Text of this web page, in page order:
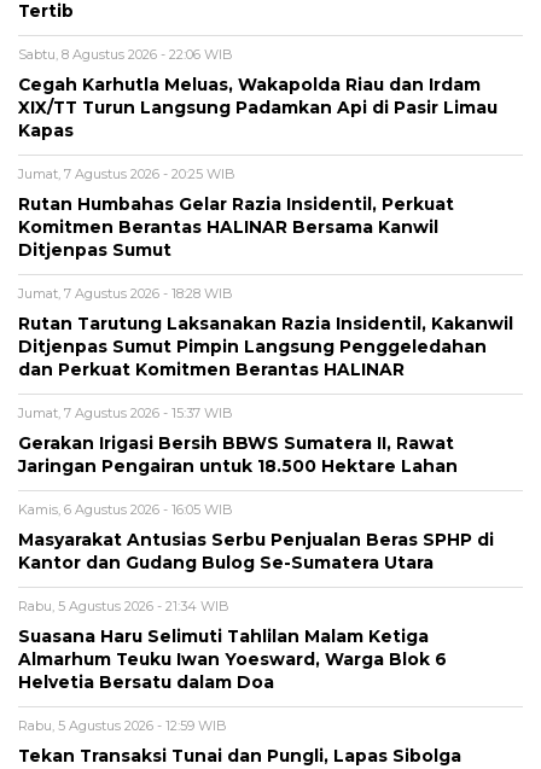
Tertib
Sabtu, 8 Agustus 2026 - 22:06 WIB
Cegah Karhutla Meluas, Wakapolda Riau dan Irdam
XIX/TT Turun Langsung Padamkan Api di Pasir Limau
Kapas
Jumat, 7 Agustus 2026 - 20:25 WIB
Rutan Humbahas Gelar Razia Insidentil, Perkuat
Komitmen Berantas HALINAR Bersama Kanwil
Ditjenpas Sumut
Jumat, 7 Agustus 2026 - 18:28 WIB
Rutan Tarutung Laksanakan Razia Insidentil, Kakanwil
Ditjenpas Sumut Pimpin Langsung Penggeledahan
dan Perkuat Komitmen Berantas HALINAR
Jumat, 7 Agustus 2026 - 15:37 WIB
Gerakan Irigasi Bersih BBWS Sumatera II, Rawat
Jaringan Pengairan untuk 18.500 Hektare Lahan
Kamis, 6 Agustus 2026 - 16:05 WIB
Masyarakat Antusias Serbu Penjualan Beras SPHP di
Kantor dan Gudang Bulog Se-Sumatera Utara
Rabu, 5 Agustus 2026 - 21:34 WIB
Suasana Haru Selimuti Tahlilan Malam Ketiga
Almarhum Teuku Iwan Yoesward, Warga Blok 6
Helvetia Bersatu dalam Doa
Rabu, 5 Agustus 2026 - 12:59 WIB
Tekan Transaksi Tunai dan Pungli, Lapas Sibolga